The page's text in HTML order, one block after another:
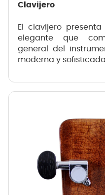
Clavijero
El clavijero
elegante que
general del
moderna y sofisticada.